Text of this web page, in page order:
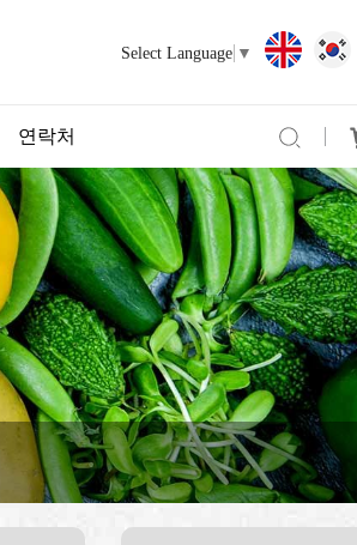
Select Language ▼
연락처